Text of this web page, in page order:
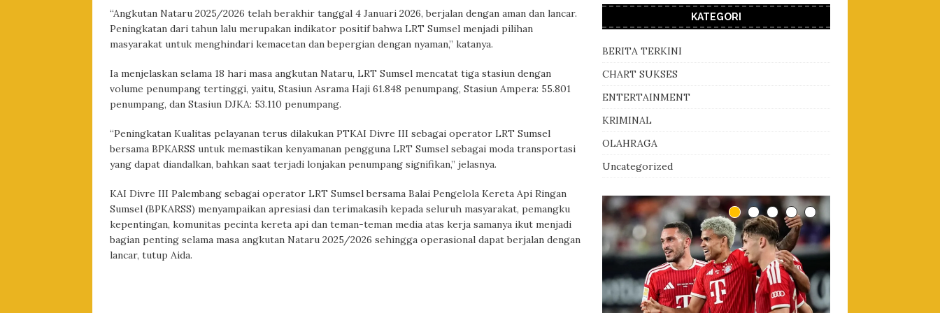
“Angkutan Nataru 2025/2026 telah berakhir tanggal 4 Januari 2026, berjalan dengan aman dan lancar.
Peningkatan dari tahun lalu merupakan indikator positif bahwa LRT Sumsel menjadi pilihan
masyarakat untuk menghindari kemacetan dan bepergian dengan nyaman,” katanya.
Ia menjelaskan selama 18 hari masa angkutan Nataru, LRT Sumsel mencatat tiga stasiun dengan
volume penumpang tertinggi, yaitu, Stasiun Asrama Haji 61.848 penumpang, Stasiun Ampera: 55.801
penumpang, dan Stasiun DJKA: 53.110 penumpang.
“Peningkatan Kualitas pelayanan terus dilakukan PTKAI Divre III sebagai operator LRT Sumsel
bersama BPKARSS untuk memastikan kenyamanan pengguna LRT Sumsel sebagai moda transportasi
yang dapat diandalkan, bahkan saat terjadi lonjakan penumpang signifikan,” jelasnya.
KAI Divre III Palembang sebagai operator LRT Sumsel bersama Balai Pengelola Kereta Api Ringan
Sumsel (BPKARSS) menyampaikan apresiasi dan terimakasih kepada seluruh masyarakat, pemangku
kepentingan, komunitas pecinta kereta api dan teman-teman media atas kerja samanya ikut menjadi
bagian penting selama masa angkutan Nataru 2025/2026 sehingga operasional dapat berjalan dengan
lancar, tutup Aida.
KATEGORI
BERITA TERKINI
CHART SUKSES
ENTERTAINMENT
KRIMINAL
OLAHRAGA
Uncategorized